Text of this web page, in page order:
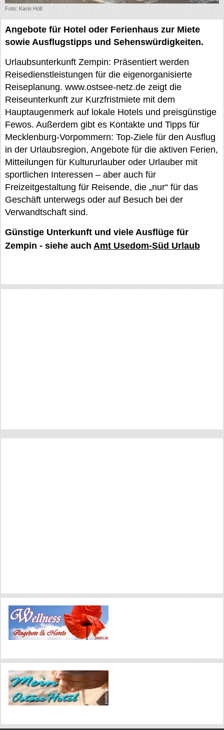
Foto: Karin Höll
Angebote für Hotel oder Ferienhaus zur Miete
sowie Ausflugstipps und Sehenswürdigkeiten.
Urlaubsunterkunft Zempin: Präsentiert werden
Reisedienstleistungen für die eigenorganisierte
Reiseplanung. www.ostsee-netz.de zeigt die
Reiseunterkunft zur Kurzfristmiete mit dem
Hauptaugenmerk auf lokale Hotels und preisgünstige
Fewos. Außerdem gibt es Kontakte und Tipps für
Mecklenburg-Vorpommern: Top-Ziele für den Ausflug
in der Urlaubsregion, Angebote für die aktiven Ferien,
Mitteilungen für Kultururlauber oder Urlauber mit
sportlichen Interessen – aber auch für
Freizeitgestaltung für Reisende, die „nur“ für das
Geschäft unterwegs oder auf Besuch bei der
Verwandtschaft sind.
Günstige Unterkunft und viele Ausflüge für
Zempin - siehe auch Amt Usedom-Süd Urlaub